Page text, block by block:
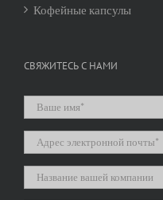
Кофейные капсулы
СВЯЖИТЕСЬ С НАМИ